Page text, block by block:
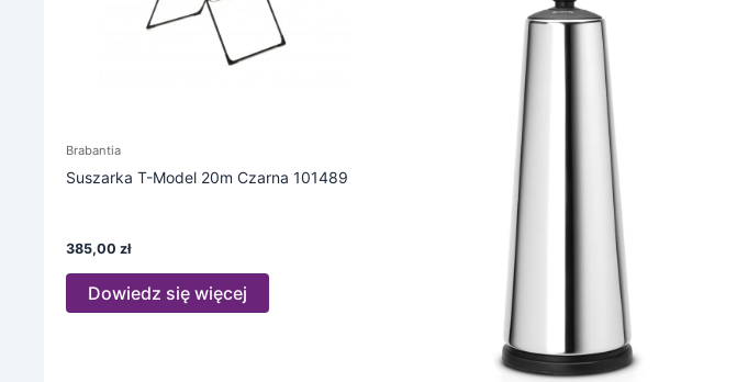
Brabantia
Suszarka T-Model 20m Czarna 101489
385,00 zł
Dowiedz się więcej